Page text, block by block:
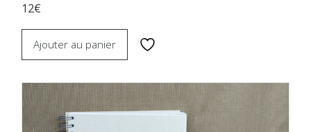
12€
Ajouter au panier